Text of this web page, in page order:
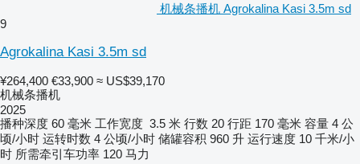
机械条播机 Agrokalina Kasi 3.5m sd
9
Agrokalina Kasi 3.5m sd
¥264,400 €33,900 ≈ US$39,170
机械条播机
2025
播种深度 60 毫米 工作宽度 3.5 米 行数 20 行距 170 毫米 容量 4 公
顷/小时 运转时数 4 公顷/小时 储罐容积 960 升 运行速度 10 千米/小
时 所需牵引车功率 120 马力